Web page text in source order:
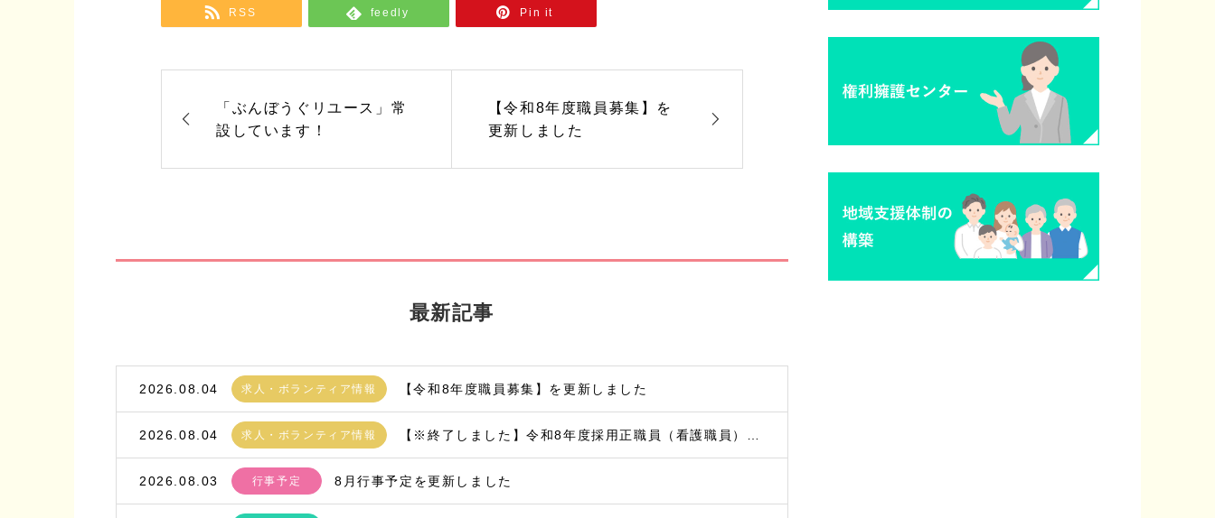
RSS feedly Pin it
「ぶんぼうぐリユース」常
設しています！
【令和8年度職員募集】を
更新しました
最新記事
2026.08.04 求人・ボランティア情報 【令和8年度職員募集】を更新しました
2026.08.04 求人・ボランティア情報 【※終了しました】令和8年度採用正職員（看護職員）募集
2026.08.03 行事予定 8月行事予定を更新しました